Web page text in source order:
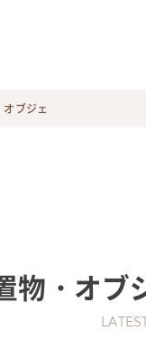
オブジェ
物・オブ